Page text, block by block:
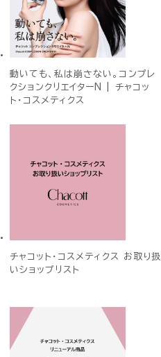
動いても、私は崩さない。コンプレ
クションクリエイターN | チャコッ
ト・コスメティクス
チャコット・コスメティクス お取り扱
いショップリスト